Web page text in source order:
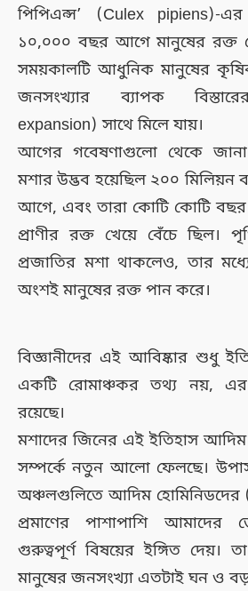
পিপিএন্স’ (Culex pipiens)-
১০,০০০ বছর আগে মানুষের
সময়কালটি আধুনিক মানুষের
জনসংখ্যার ব্যাপক
expansion) সাথে মিলে যায়।
আগের গবেষণাগুলো থেকে
মশার উদ্ভব হয়েছিল ২০০ মিলিয়ন
আগে, এবং তারা কোটি কোটি বছর
প্রাণীর রক্ত খেয়ে বেঁচে ছিল।
প্রজাতির মশা থাকলেও, তার
অংশই মানুষের রক্ত পান করে।
বিজ্ঞানীদের এই আবিষ্কার শুধু
একটি রোমাঞ্চকর তথ্য নয়, এর
রয়েছে।
মশাদের জিনের এই ইতিহাস
সম্পর্কে নতুন আলো ফেলছে।
অঞ্চলগুলিতে আদিম হোমিনিডদের
প্রমাণের পাশাপাশি
গুরুত্বপূর্ণ বিষয়ের ইঙ্গিত
মানুষের জনসংখ্যা এতটাই ঘন ও